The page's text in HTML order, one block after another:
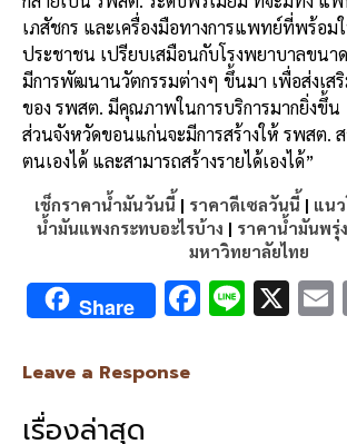
เภสัชกร และเครื่องมือทางการแพทย์ที่พร้อม
ประชาชน เปรียบเสมือนกับโรงพยาบาลขนา
มีการพัฒนานวัตกรรมต่างๆ ขึ้นมา เพื่อส่งเส
ของ รพสต. มีคุณภาพในการบริการมากยิ่งขึ้น
ส่วนจังหวัดขอนแก่นจะมีการสร้างให้ รพสต.
ตนเองได้ และสามารถสร้างรายได้เองได้”
เช็กราคาน้ำมันวันนี้ | ราคาดีเซลวันนี้ | แน
น้ำมันแพงกระทบอะไรบ้าง | ราคาน้ำมันพรุ่
มหาวิทยาลัยไทย
Share F Li X
Leave a Response
เรื่องล่าสุด